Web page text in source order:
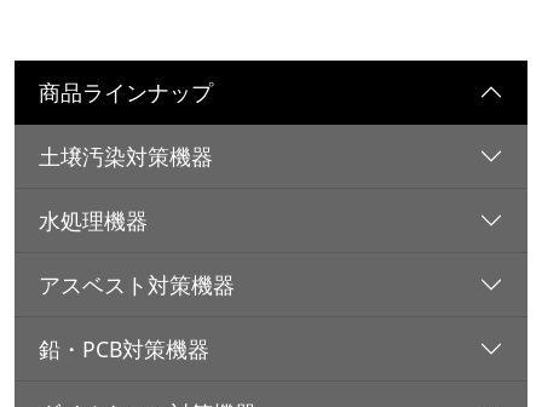
商品ラインナップ
土壌汚染対策機器
水処理機器
アスベスト対策機器
鉛・PCB対策機器